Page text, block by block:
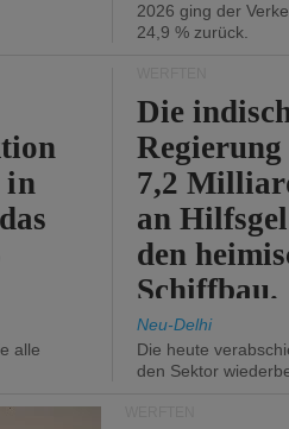
2026 ging der
24,9 % zurück.
in
alle
Die
7,2
an
den
Schiffbau.
Neu-Delhi
Die heute
den Sektor